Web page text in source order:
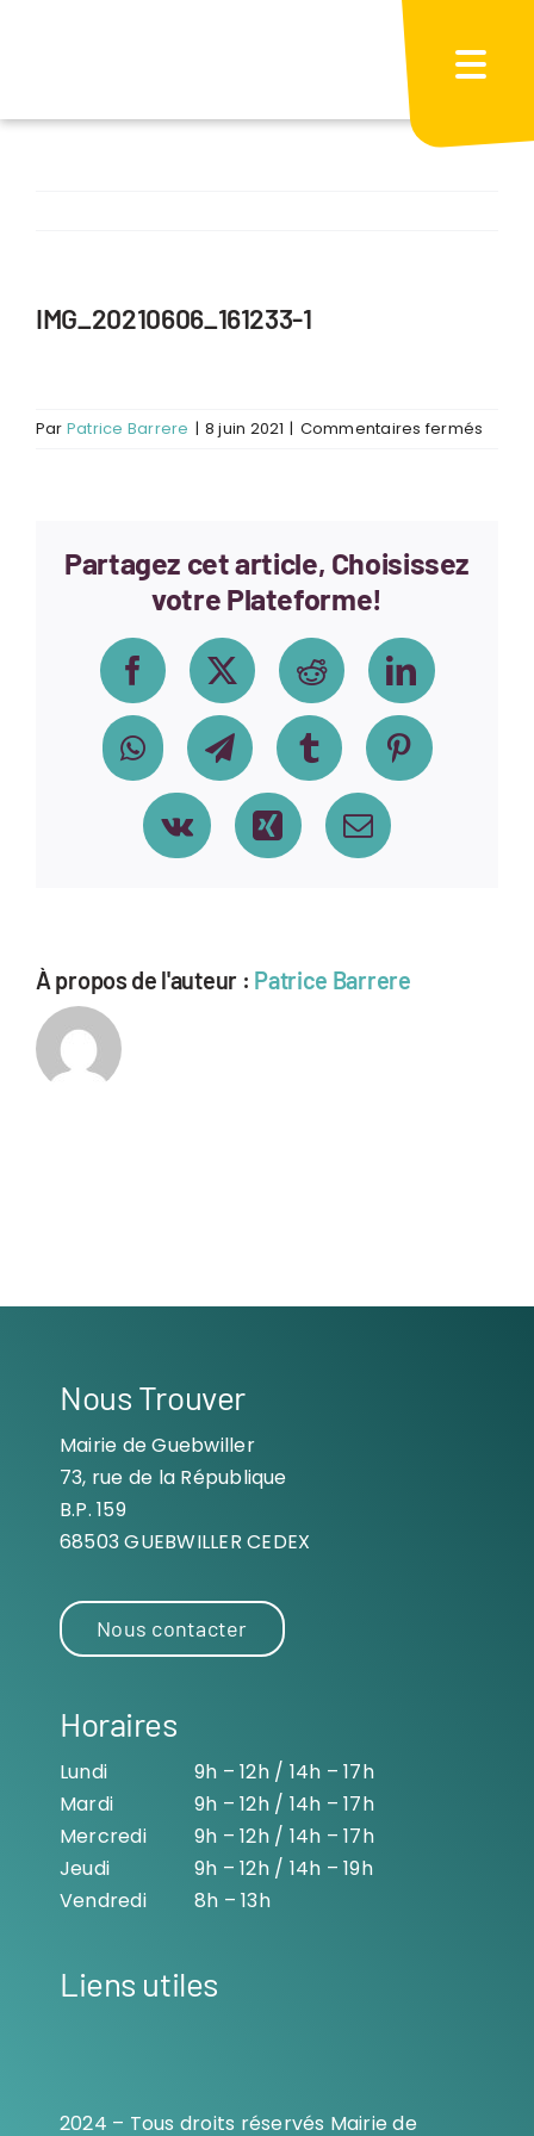
IMG_20210606_161233-1
Par Patrice Barrere | 8 juin 2021 | Commentaires fermés
Partagez cet article, Choisissez
votre Plateforme!
FacebookX Reddit LinkedIn
WhatsAppTelegramTumblr Pinterest
Vk Xing Email
À propos de l'auteur : Patrice Barrere
Nous Trouver
Mairie de Guebwiller
73, rue de la République
B.P. 159
68503 GUEBWILLER CEDEX
Nous contacter
Horaires
Lundi
9h – 12h / 14h – 17h
Mardi
9h – 12h / 14h – 17h
Mercredi
9h – 12h / 14h – 17h
Jeudi
9h – 12h / 14h – 19h
Vendredi
8h – 13h
Liens utiles
2024 – Tous droits réservés Mairie de